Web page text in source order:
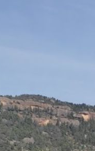
per greus
del
Per una
de 30.000
en